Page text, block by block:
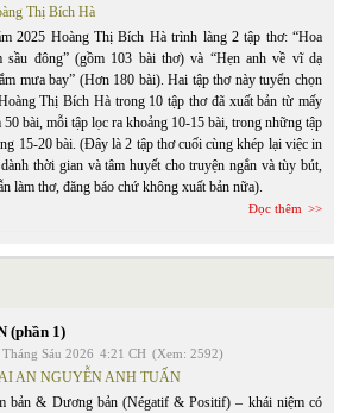
Thị Bích Hà
2025 Hoàng Thị Bích Hà trình làng 2 tập thơ: “Hoa
sầu đông” (gồm 103 bài thơ) và “Hẹn anh về vĩ dạ
mưa bay” (Hơn 180 bài). Hai tập thơ này tuyển chọn
Thị Bích Hà trong 10 tập thơ đã xuất bản từ mấy
bài, mỗi tập lọc ra khoảng 10-15 bài, trong những tập
15-20 bài. (Đây là 2 tập thơ cuối cùng khép lại việc in
thời gian và tâm huyết cho truyện ngắn và tùy bút,
làm thơ, đăng báo chứ không xuất bản nữa).
Đọc thêm
(phần 1)
Sáu 2026 4:21 CH (Xem: 2592)
AN NGUYỄN ANH TUẤN
bản & Dương bản (Négatif & Positif) – khái niệm có